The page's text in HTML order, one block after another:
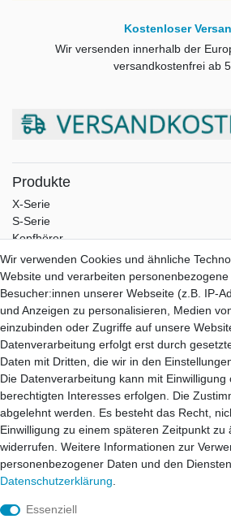
Kostenloser
Wir versenden innerhalb der
versandkostenfrei ab
Produkte
X-Serie
S-Serie
Kopfhörer
Portable
Zubehör
Service
Versand
Zahlung
Garantie
Downloads
Aune-Store
Über Uns
Mein Konto
Wir verwenden Cookies und ähnliche
Website und verarbeiten personenbezogene
Besucher:innen unserer Webseite (z.B. IP-
und Anzeigen zu personalisieren, Medien
einzubinden oder Zugriffe auf unsere
Datenverarbeitung erfolgt erst durch
Daten mit Dritten, die wir in den
Die Datenverarbeitung kann mit
berechtigten Interesses erfolgen. Die
abgelehnt werden. Es besteht das Recht,
Einwilligung zu einem späteren Zeitpunkt zu
widerrufen. Weitere Informationen zur
personenbezogener Daten und den
Daten­schutz­erklärung
Essenziell